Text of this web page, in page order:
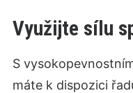
Využijte sílu
S
máte k dispozici